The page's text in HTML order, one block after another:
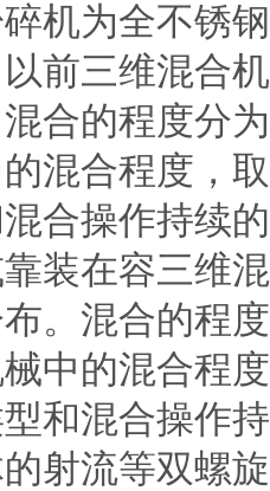
机为全不锈
前三维混合
合的程度分
混合程度，
合操作持续
装在容三维
。混合的程
中的混合程
和混合操作
射流等双螺